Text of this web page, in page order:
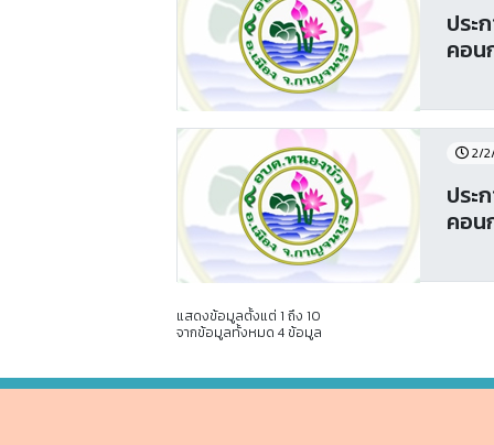
ประ
คอน
2/
ประ
คอน
แสดงข้อมูลตั้งแต่ 1 ถึง 10
จากข้อมูลทั้งหมด 4 ข้อมูล